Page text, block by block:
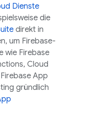
Dienste
die
direkt in
um Firebase-
wie Firebase
, Cloud
Firebase App
gründlich